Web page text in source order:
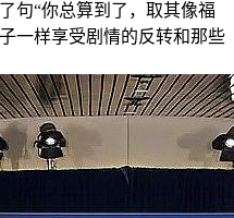
句“你总算到了，取其像福
一样享受剧情的反转和那些